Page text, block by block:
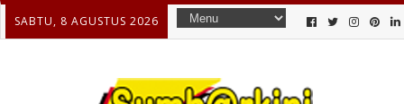
SABTU, 8 AGUSTUS 2026